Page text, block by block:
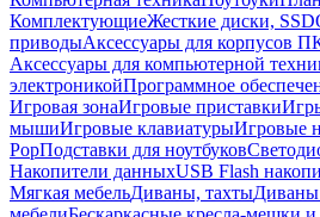
КомплектующиеЖесткие диски, SSD
приводыАксессуары для корпусов
Аксессуары для компьютерной
электроникойПрограммное
Игровая зонаИгровые приставки
мышиИгровые клавиатурыИгровые
PopПодставки для ноутбуков
Накопители данныхUSB Flash
Мягкая мебельДиваны, тахты